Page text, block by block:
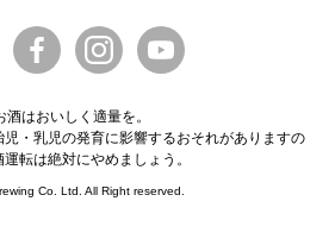
はおいしく適量を。
・乳児の発育に影響するおそれがありますの
転は絶対にやめましょう。
Co. Ltd. All Right reserved.